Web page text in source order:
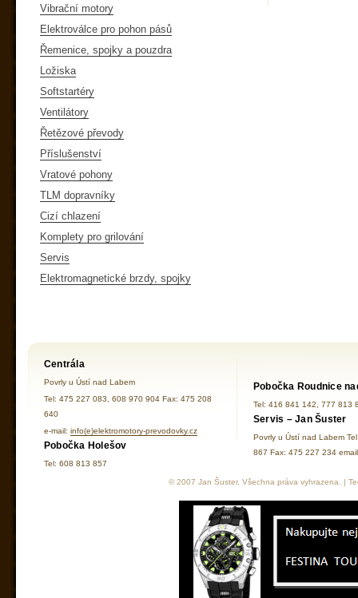
Vibrační motory
Elektroválce pro pohon pásů
Řemenice, spojky a pouzdra
Ložiska
Softstartéry
Ventilátory
Řetězové převody
Příslušenství
Vratové pohony
TLM dopravníky
Cizí chlazení
Komplety pro grilování
Servis
Elektromagnetické brzdy, spojky
Centrála
Povrly u Ústí nad Labem
Tel: 475 227 083, 608 970 904 Fax: 475 208
640
e-mail: info(e)elektromotory-prevodovky.cz
Pobočka Holešov
Tel: 608 813 857
Pobočka Roudnice
Tel: 416 841 142, 777 813
Servis – Jan Šuster
Povrly u Ústí nad Labem
867 Fax: 475 227 234
© 2007 Jan Šuster, Všechna práva vyhrazena. |